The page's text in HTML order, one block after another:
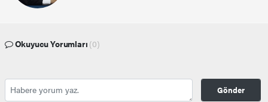
Okuyucu Yorumları (0)
Gönder